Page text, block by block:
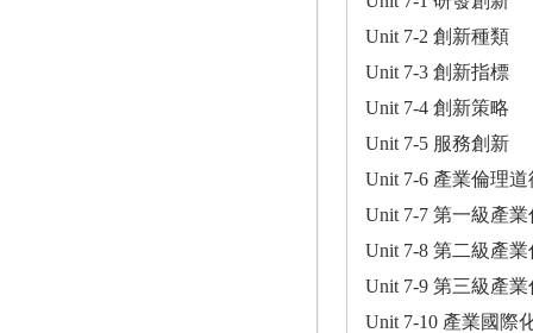
Unit 7-2 創新種類
Unit 7-3 創新指標
Unit 7-4 創新策略
Unit 7-5 服務創新
Unit 7-6 產業倫理
Unit 7-7 第一級產業
Unit 7-8 第二級產業
Unit 7-9 第三級產業
Unit 7-10 產業國際